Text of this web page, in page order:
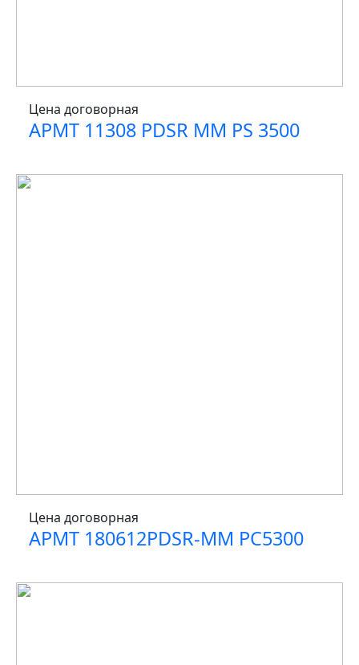
Цена договорная
APMT 11308 PDSR MM PS 3500
Цена договорная
APMT 180612PDSR-MM PC5300